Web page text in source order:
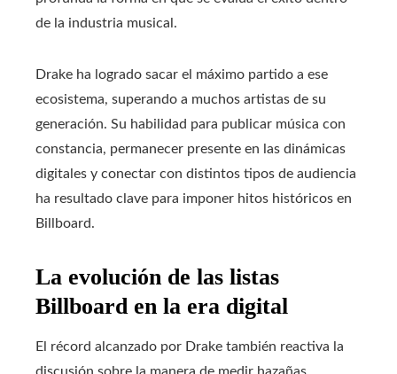
de la industria musical.
Drake ha logrado sacar el máximo partido a ese
ecosistema, superando a muchos artistas de su
generación. Su habilidad para publicar música con
constancia, permanecer presente en las dinámicas
digitales y conectar con distintos tipos de audiencia
ha resultado clave para imponer hitos históricos en
Billboard.
La evolución de las listas
Billboard en la era digital
El récord alcanzado por Drake también reactiva la